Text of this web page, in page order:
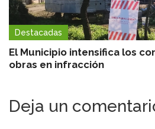
Destacadas
El Municipio intensifica los
obras en infracción
Deja un